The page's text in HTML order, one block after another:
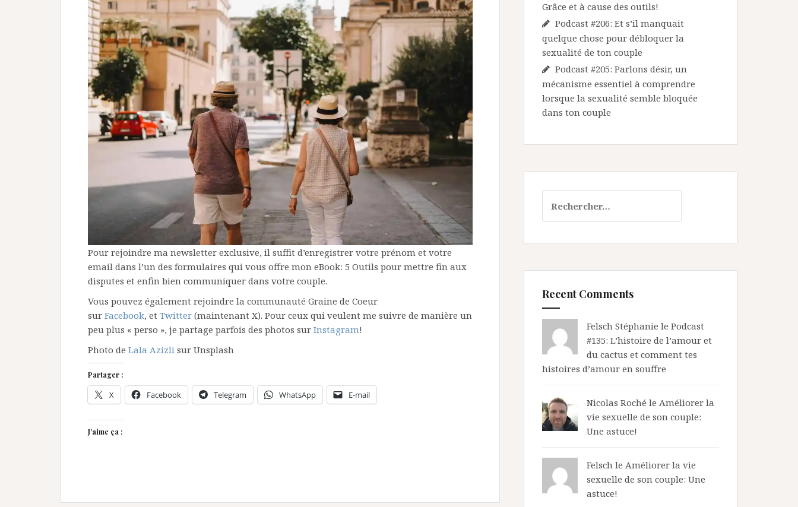
Pour rejoindre ma newsletter exclusive, il suffit d’enregistrer votre prénom et votre
email dans l’un des formulaires qui vous offre mon eBook: 5 Outils pour mettre fin aux
disputes et enfin bien communiquer dans votre couple.
Vous pouvez également rejoindre la communauté Graine de Coeur
sur Facebook, et Twitter (maintenant X). Pour ceux qui veulent me suivre de manière un
peu plus « perso », je partage parfois des photos sur Instagram!
Photo de Lala Azizli sur Unsplash
Partager :
X Facebook Telegram WhatsApp E-mail
J’aime ça :
Grâce et à cause des outils!
Podcast #206: Et s’il manquait
quelque chose pour débloquer la
sexualité de ton couple
Podcast #205: Parlons désir, un
mécanisme essentiel à comprendre
lorsque la sexualité semble bloquée
dans ton couple
Recent Comments
Felsch Stéphanie le Podcast
#135: L’histoire de l’amour et
du cactus et comment tes
histoires d’amour en souffre
Nicolas Roché le Améliorer la
vie sexuelle de son couple:
Une astuce!
Felsch le Améliorer la vie
sexuelle de son couple: Une
astuce!